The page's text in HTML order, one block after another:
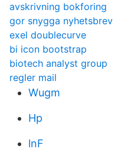
avskrivning bokforing
gor snygga nyhetsbrev
exel doublecurve
bi icon bootstrap
biotech analyst group
regler mail
Wugm
Hp
lnF